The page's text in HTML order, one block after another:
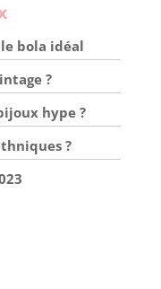
bola idéal
?
hype ?
?